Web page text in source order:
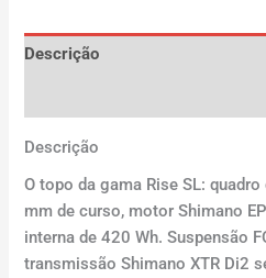
Descrição
Descrição
O topo da gama Rise SL:
mm de curso, motor Shimano
interna de 420 Wh. Suspensão
transmissão Shimano XTR Di2